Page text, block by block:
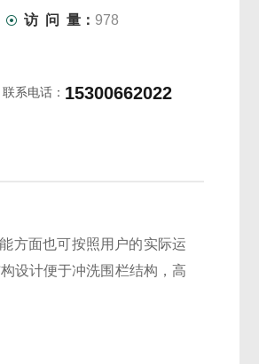
访 问 量： 978
联系电话： 15300662022
方面也可按照用户的实际运
设计便于冲洗围栏结构，高